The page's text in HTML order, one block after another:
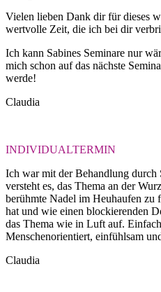
Vielen lieben Dank dir für dieses
wertvolle Zeit, die ich bei dir
Ich kann Sabines Seminare nur
mich schon auf das nächste
werde!
Claudia
INDIVIDUALTERMIN
Ich war mit der Behandlung durch
versteht es, das Thema an der
berühmte Nadel im Heuhaufen zu
hat und wie einen blockierenden
das Thema wie in Luft auf.
Menschenorientiert, einfühlsam
Claudia